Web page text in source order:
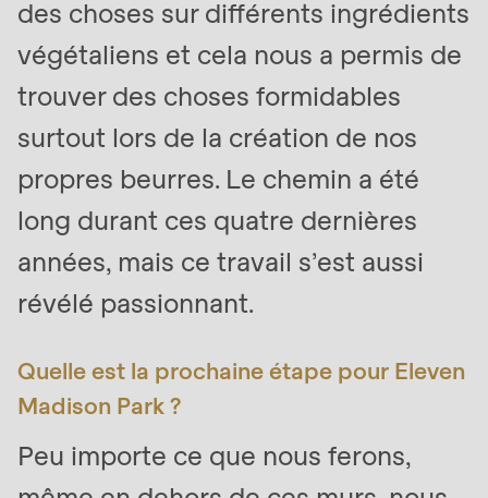
des choses sur différents ingrédients
végétaliens et cela nous a permis de
trouver des choses formidables
surtout lors de la création de nos
propres beurres. Le chemin a été
long durant ces quatre dernières
années, mais ce travail s’est aussi
révélé passionnant.
Quelle est la prochaine étape pour Eleven
Madison Park ?
Peu importe ce que nous ferons,